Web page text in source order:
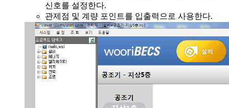
신호를 설정한다.
관제점 및 계량 포인트를 입출력으로 사용한다.